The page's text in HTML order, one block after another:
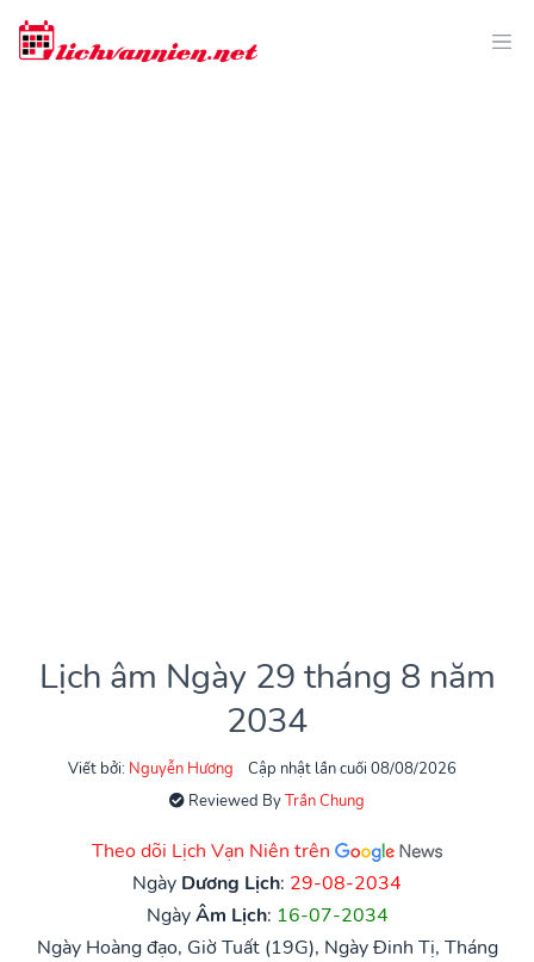
Lịch âm Ngày 29 tháng 8 năm
2034
Viết bởi: Nguyễn Hương
Cập nhật lần cuối 08/08/2026
Reviewed ByTrần Chung
Theo dõi Lịch Vạn Niên trên
Ngày Dương Lịch: 29-08-2034
NgàyÂm Lịch: 16-07-2034
Ngày Hoàng đạo, Giờ Tuất (19G), Ngày Đinh Tị, Tháng